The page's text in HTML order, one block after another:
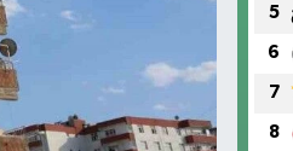
5
6
7
8